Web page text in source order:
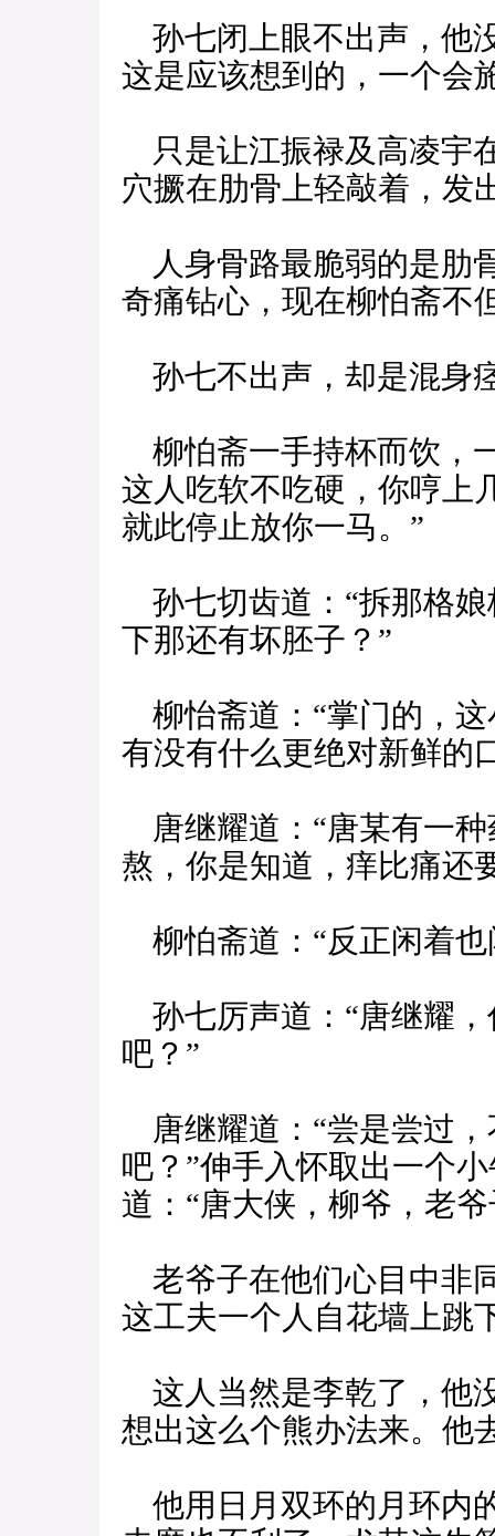
孙七闭上眼不出声，他
这是应该想到的，一个会
只是让江振禄及高凌宇
穴撅在肋骨上轻敲着，发
人身骨路最脆弱的是肋
奇痛钻心，现在柳怕斋不
孙七不出声，却是混身
柳怕斋一手持杯而饮，
这人吃软不吃硬，你哼上
就此停止放你一马。”
孙七切齿道：“拆那格
下那还有坏胚子？”
柳怡斋道：“掌门的，
有没有什么更绝对新鲜的
唐继耀道：“唐某有一
熬，你是知道，痒比痛还
柳怕斋道：“反正闲着也
孙七厉声道：“唐继耀，
吧？”
唐继耀道：“尝是尝过
吧？”伸手入怀取出一个
道：“唐大侠，柳爷，老
老爷子在他们心目中非
这工夫一个人自花墙上跳
这人当然是李乾了，他
想出这么个熊办法来。他
他用日月双环的月环内